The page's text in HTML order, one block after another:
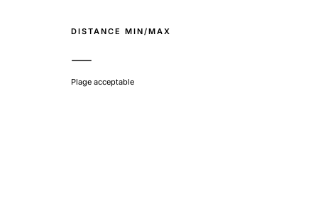
DISTANCE MIN/MAX
—
Plage acceptable